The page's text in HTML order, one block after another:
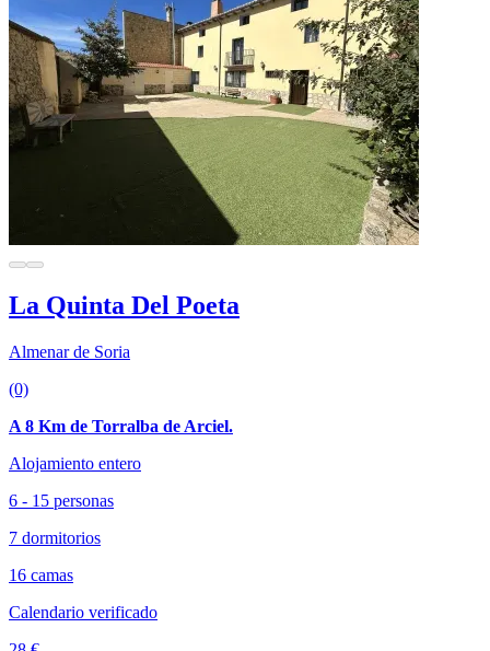
La Quinta Del Poeta
Almenar de Soria
(0)
A 8 Km de Torralba de Arciel.
Alojamiento entero
6 - 15 personas
7 dormitorios
16 camas
Calendario verificado